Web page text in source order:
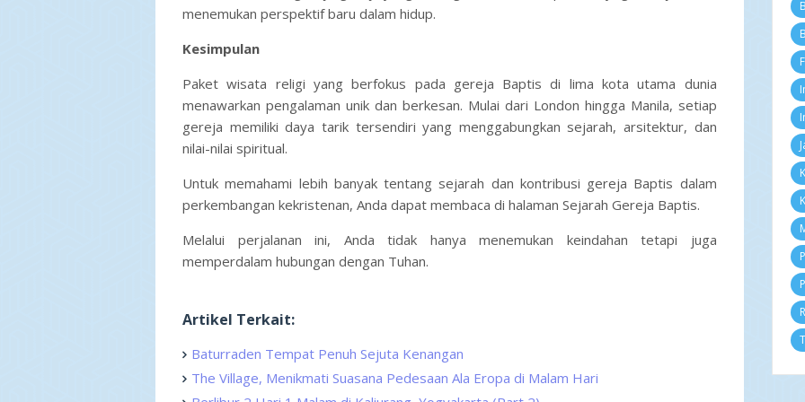
menemukan perspektif baru dalam hidup.
Kesimpulan
Paket wisata religi yang berfokus pada gereja Baptis di lima kota utama dunia
menawarkan pengalaman unik dan berkesan. Mulai dari London hingga Manila, setiap
gereja memiliki daya tarik tersendiri yang menggabungkan sejarah, arsitektur, dan
nilai-nilai spiritual.
Untuk memahami lebih banyak tentang sejarah dan kontribusi gereja Baptis dalam
perkembangan kekristenan, Anda dapat membaca di halaman Sejarah Gereja Baptis.
Melalui perjalanan ini, Anda tidak hanya menemukan keindahan tetapi juga
memperdalam hubungan dengan Tuhan.
Artikel Terkait:
Baturraden Tempat Penuh Sejuta Kenangan
The Village, Menikmati Suasana Pedesaan Ala Eropa di Malam Hari
di